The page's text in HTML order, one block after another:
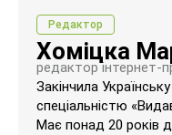
Редактор
Хоміцка
редактор інтернет-
Закінчила
спеціальністю
Має понад 20 років